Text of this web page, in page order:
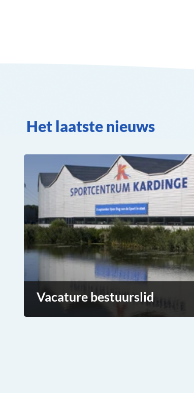
Het laatste nieuws
Vacature bestuurslid